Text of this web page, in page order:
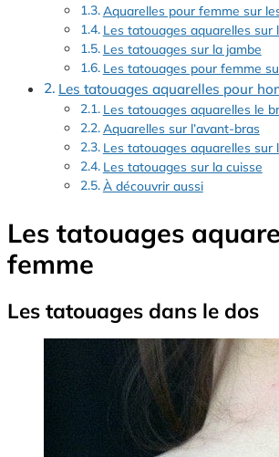
Aquarelles pour femme sur
Les tatouages aquarelles sur
Les tatouages sur la jambe
Les tatouages pour femme
Les tatouages aquarelles pour
Les tatouages aquarelles le
Aquarelles sur l’avant-bras
Les tatouages aquarelles sur
Les tatouages sur la cuisse
À découvrir aussi
Les tatouages
femme
Les tatouages dans le dos